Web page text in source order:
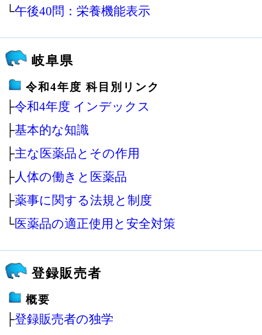
└午後40問：栄養機能表示
岐阜県
令和4年度 科目別リンク
├令和4年度 インデックス
├基本的な知識
├主な医薬品とその作用
├人体の働きと医薬品
├薬事に関する法規と制度
└医薬品の適正使用と安全対策
登録販売者
概要
├登録販売者の独学